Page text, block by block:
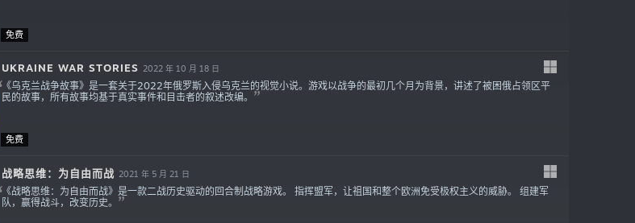
免费
免费
UKRAINE WAR STORIES 2022 年 10 月 18 日
《乌克兰战争故事》是一套关于2022年俄罗斯入侵乌克兰的视觉小说。游戏以战争的最初几个月为背景，讲述了被困俄占领区平
民的故事，所有故事均基于真实事件和目击者的叙述改编。
战略思维：为自由而战 2021 年 5 月 21 日
《战略思维：为自由而战》是一款二战历史驱动的回合制战略游戏。 指挥盟军，让祖国和整个欧洲免受极权主义的威胁。 组建军
队，赢得战斗，改变历史。